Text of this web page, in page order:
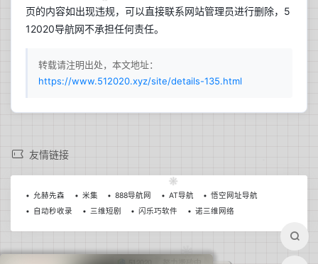
页的内容如出现违规，可以直接联系网站管理员进行删除，5
12020导航网不承担任何责任。
转载请注明出处，本文地址：
https://www.512020.xyz/site/details-135.html
友情链接
允赫先森 米集 888导航网 AT导航
悟空网址导航
自动秒收录
三维短剧 闪乐巧软件 诺三维网络
27
今日日出 今日日落